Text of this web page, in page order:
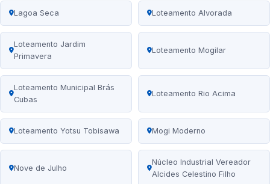
Lagoa Seca Loteamento Alvorada
Loteamento Jardim
Primavera
Loteamento Mogilar
Loteamento Municipal Brás
Cubas
Loteamento Rio Acima
Loteamento Yotsu Tobisawa Mogi Moderno
Nove de Julho
Núcleo Industrial Vereador
Alcides Celestino Filho